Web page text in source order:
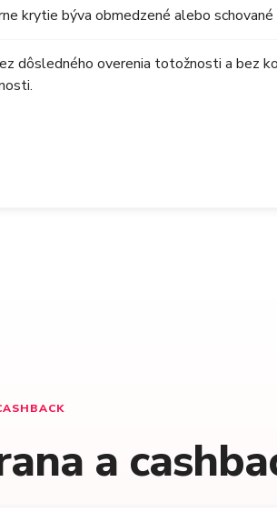
krytie býva obmedzené alebo
dôsledného overenia totožnosti a bez
a